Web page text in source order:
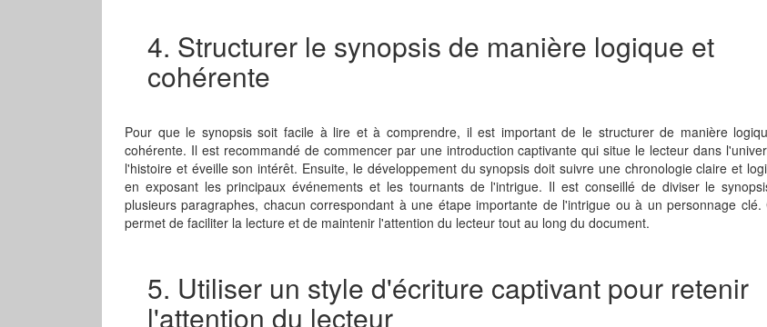
4. Structurer le synopsis de manière logique et
cohérente
Pour que le synopsis soit facile à lire et à comprendre, il est important de le structurer de manière
cohérente. Il est recommandé de commencer par une introduction captivante qui situe le lecteur dans
l'histoire et éveille son intérêt. Ensuite, le développement du synopsis doit suivre une chronologie claire et
en exposant les principaux événements et les tournants de l'intrigue. Il est conseillé de diviser le
plusieurs paragraphes, chacun correspondant à une étape importante de l'intrigue ou à un personnage clé.
permet de faciliter la lecture et de maintenir l'attention du lecteur tout au long du document.
5. Utiliser un style d'écriture captivant pour retenir
l'attention du lecteur